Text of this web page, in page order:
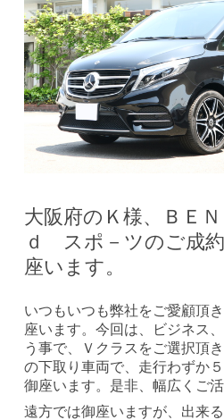
大阪府のＫ様、ＢＥ
ｄ スポ－ツのご成
座います。
いつもいつも弊社をご愛顧頂
座います。今回は、ビジネス
う事で、Ｖクラスをご選択頂
の下取り車両で、走行わずか
御座います。是非、幅広くご活
遠方では御座いますが、出来